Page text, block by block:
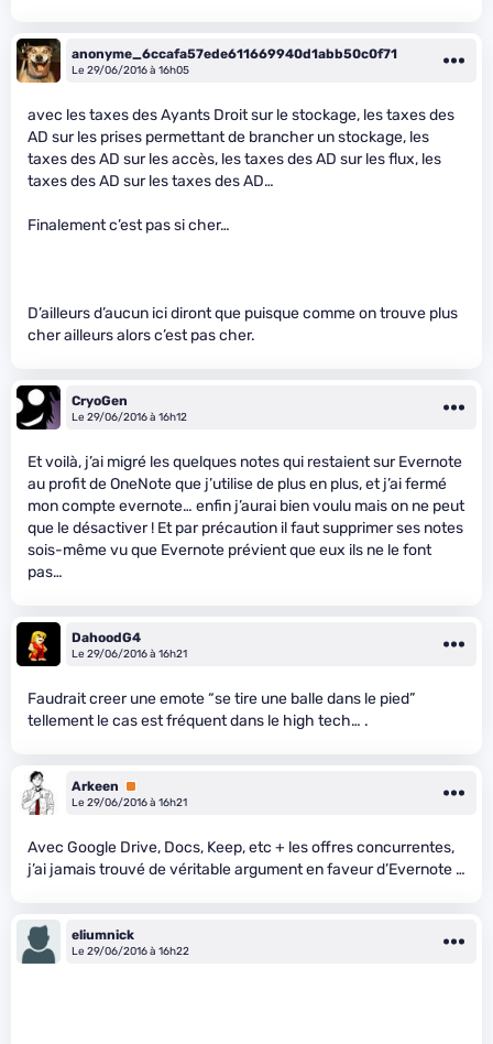
anonyme_6ccafa57ede611669940d1abb50c0f71
Le 29/06/2016 à 16h05
avec les taxes des Ayants Droit sur le stockage, les taxes des
AD sur les prises permettant de brancher un stockage, les
taxes des AD sur les accès, les taxes des AD sur les flux, les
taxes des AD sur les taxes des AD…
Finalement c’est pas si cher…
D’ailleurs d’aucun ici diront que puisque comme on trouve plus
cher ailleurs alors c’est pas cher.
CryoGen
Le 29/06/2016 à 16h12
Et voilà, j’ai migré les quelques notes qui restaient sur Evernote
au profit de OneNote que j’utilise de plus en plus, et j’ai fermé
mon compte evernote… enfin j’aurai bien voulu mais on ne peut
que le désactiver ! Et par précaution il faut supprimer ses notes
sois-même vu que Evernote prévient que eux ils ne le font
pas…
DahoodG4
Le 29/06/2016 à 16h21
Faudrait creer une emote “se tire une balle dans le pied”
tellement le cas est fréquent dans le high tech… .
Arkeen
Premium
Le 29/06/2016 à 16h21
Avec Google Drive, Docs, Keep, etc + les offres concurrentes,
j’ai jamais trouvé de véritable argument en faveur d’Evernote …
eliumnick
Le 29/06/2016 à 16h22